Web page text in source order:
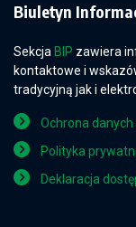
Biuletyn
Sekcja BIP zawiera
kontaktowe i
tradycyjną jak i
Ochrona
Polityka
Deklaracja